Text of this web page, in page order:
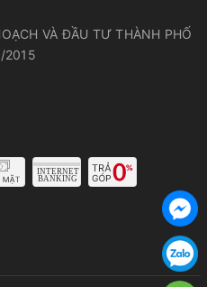
VÀ ĐẦU TƯ THÀNH PHỐ
2015